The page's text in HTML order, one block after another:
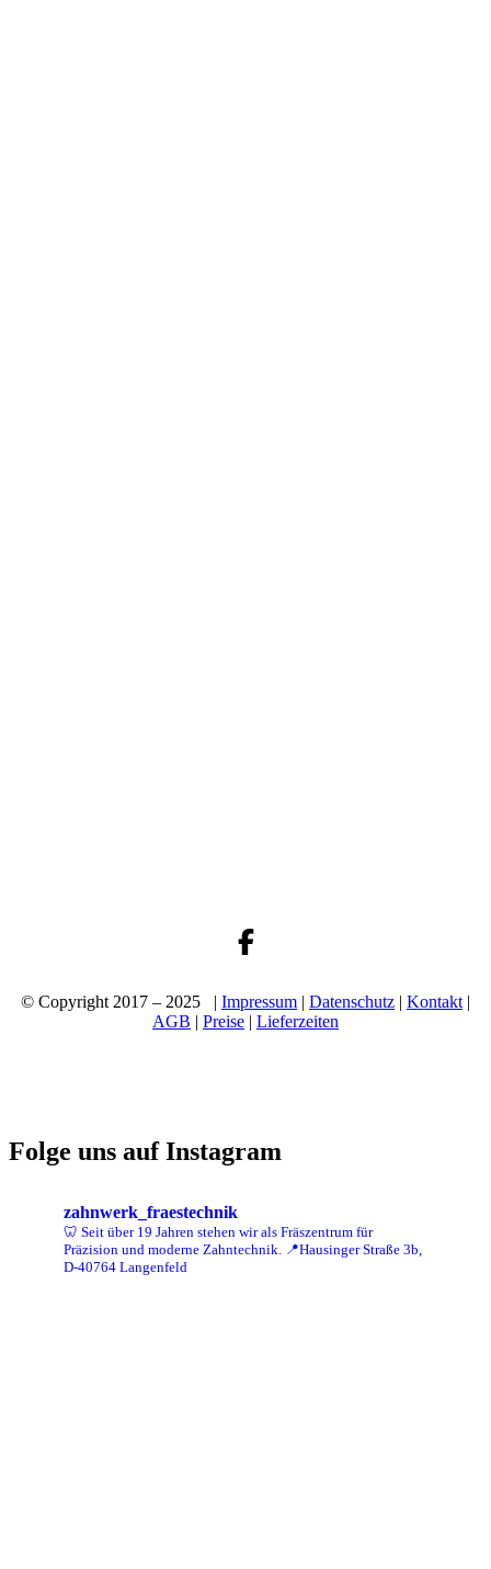
© Copyright 2017 – 2025 | Impressum | Datenschutz | Kontakt |
AGB | Preise | Lieferzeiten
Folge uns auf Instagram
zahnwerk_fraestechnik
🦷 Seit über 19 Jahren stehen wir als Fräszentrum für
Präzision und moderne Zahntechnik. 📍Hausinger Straße 3b,
D-40764 Langenfeld